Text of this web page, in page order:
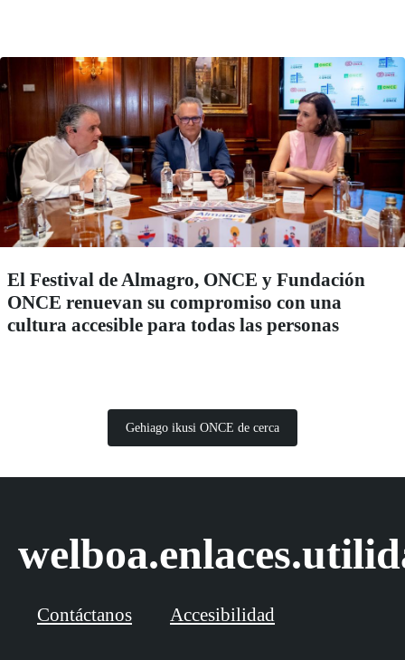
El Festival de Almagro, ONCE y Fundación
ONCE renuevan su compromiso con una
cultura accesible para todas las personas
Gehiago ikusi ONCE de cerca
Contáctanos Accesibilidad